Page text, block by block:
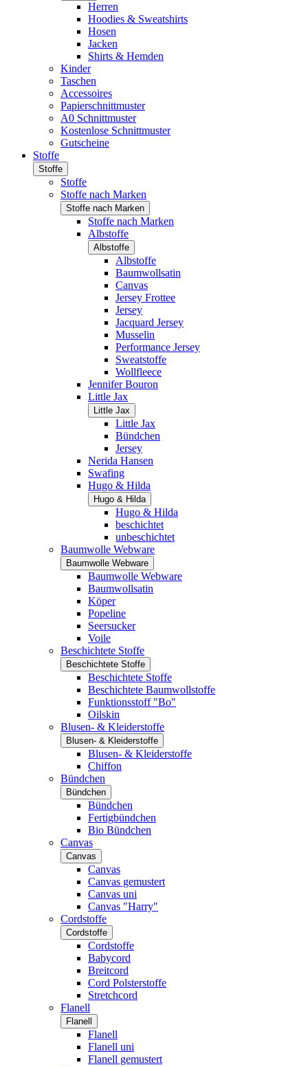
Herren
Hoodies & Sweatshirts
Hosen
Jacken
Shirts & Hemden
Kinder
Taschen
Accessoires
Papierschnittmuster
A0 Schnittmuster
Kostenlose Schnittmuster
Gutscheine
Stoffe
Stoffe
Stoffe
Stoffe nach Marken
Stoffe nach Marken
Stoffe nach Marken
Albstoffe
Albstoffe
Albstoffe
Baumwollsatin
Canvas
Jersey Frottee
Jersey
Jacquard Jersey
Musselin
Performance Jersey
Sweatstoffe
Wollfleece
Jennifer Bouron
Little Jax
Little Jax
Little Jax
Bündchen
Jersey
Nerida Hansen
Swafing
Hugo & Hilda
Hugo & Hilda
Hugo & Hilda
beschichtet
unbeschichtet
Baumwolle Webware
Baumwolle Webware
Baumwolle Webware
Baumwollsatin
Köper
Popeline
Seersucker
Voile
Beschichtete Stoffe
Beschichtete Stoffe
Beschichtete Stoffe
Beschichtete Baumwollstoffe
Funktionsstoff "Bo"
Oilskin
Blusen- & Kleiderstoffe
Blusen- & Kleiderstoffe
Blusen- & Kleiderstoffe
Chiffon
Bündchen
Bündchen
Bündchen
Fertigbündchen
Bio Bündchen
Canvas
Canvas
Canvas
Canvas gemustert
Canvas uni
Canvas "Harry"
Cordstoffe
Cordstoffe
Cordstoffe
Babycord
Breitcord
Cord Polsterstoffe
Stretchcord
Flanell
Flanell
Flanell
Flanell uni
Flanell gemustert